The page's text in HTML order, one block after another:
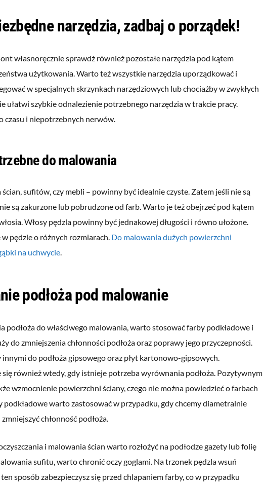
narzędzia, zadbaj o porządek!
własnoręcznie sprawdź również pozostałe narzędzia pod kątem
użytkowania. Warto też wszystkie narzędzia uporządkować i
w specjalnych skrzynkach narzędziowych lub chociażby w zwykłych
ułatwi szybkie odnalezienie potrzebnego narzędzia w trakcie pracy.
czasu i niepotrzebnych nerwów.
do malowania
sufitów, czy mebli – powinny być idealnie czyste. Zatem jeśli nie są
są zakurzone lub pobrudzone od farb. Warto je też obejrzeć pod kątem
Włosy pędzla powinny być jednakowej długości i równo ułożone.
pędzle o różnych rozmiarach. Do malowania dużych powierzchni
na uchwycie.
podłoża pod malowanie
podłoża do właściwego malowania, warto stosować farby podkładowe i
do zmniejszenia chłonności podłoża oraz poprawy jego przyczepności.
innymi do podłoża gipsowego oraz płyt kartonowo-gipsowych.
również wtedy, gdy istnieje potrzeba wyrównania podłoża. Pozytywnym
wzmocnienie powierzchni ściany, czego nie można powiedzieć o farbach
podkładowe warto zastosować w przypadku, gdy chcemy diametralnie
chłonność podłoża.
i malowania ścian warto rozłożyć na podłodze gazety lub folię
sufitu, warto chronić oczy goglami. Na trzonek pędzla wsuń
sposób zabezpieczysz się przed chlapaniem farby, co w przypadku